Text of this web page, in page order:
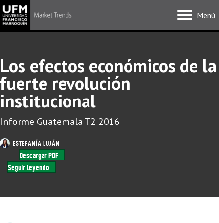
Menú
Los efectos económicos de la
fuerte revolución
institucional
Informe Guatemala T2 2016
ESTEFANÍA LUJÁN
Descargar PDF
Seguir leyendo